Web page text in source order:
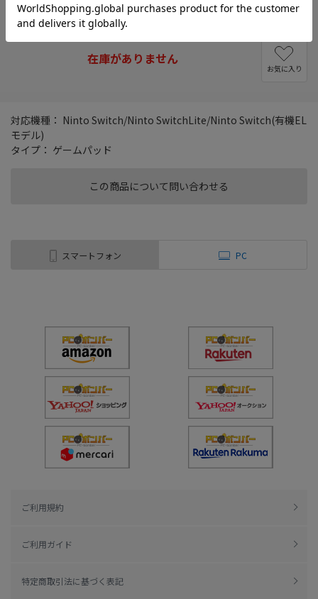
この商品について問い合わせる
在庫がありません
お気に入り
対応機種： Ninto Switch/Ninto SwitchLite/Ninto Switch(有機EL
モデル)
タイプ： ゲームパッド
スマートフォン PC
ご利用規約
ご利用ガイド
特定商取引法に基づく表記